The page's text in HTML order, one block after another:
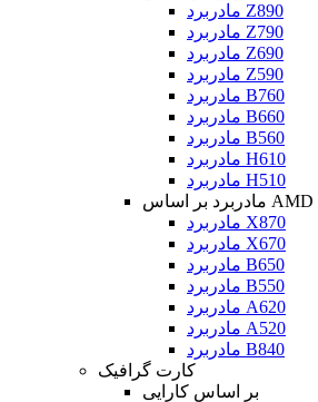
مادربرد Z890
مادربرد Z790
مادربرد Z690
مادربرد Z590
مادربرد B760
مادربرد B660
مادربرد B560
مادربرد H610
مادربرد H510
مادربرد بر اساس AMD
مادربرد X870
مادربرد X670
مادربرد B650
مادربرد B550
مادربرد A620
مادربرد A520
مادربرد B840
کارت گرافیک
بر اساس کارایی